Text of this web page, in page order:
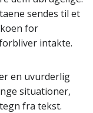
sendes til et
for
intakte.
en uvurderlig
situationer,
fra tekst.